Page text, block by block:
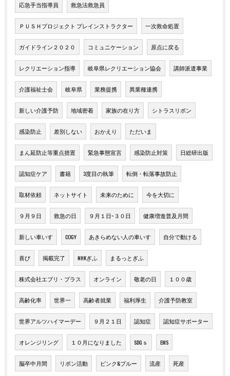
応急手当指導員 救急法救急員
ＰＵＳＨプロジェクト プレインストラクター 一次救命処置
ガイドライン２０２０ コミュニケーション 原点に戻る
レクリエーション指導 岐阜県レクリエーション協会 講師派遣事業
介護福祉士会 岐阜県 業務提携 異業種連携
新しい介護予防 地域密着 家族の在り方 シトラスリボン
感染防止 差別しない おかえり ただいま
まん延防止等重点措置 緊急事態宣言 感染防止対策 日総研出版
認知症ケア 書籍 3度目の執筆 転倒・転落事故防止
取材依頼 ネットサイト 未来のために 今を大切に
９月９日 救急の日 ９月１日~３０日 健康増進普及月間
新しい車いす COGY あきらめない人の車いす 自分で動ける
喜び 掲載完了 NHKぎふ まるっとぎふ
株式会社エブリ・プラス オンライン 敬老の日 １００歳
高齢化率 世界一 高齢者就業 福利厚生 介護予防教室
世界アルツハイマーデー ９月２１日 認知症 認知症サポーター
オレンジリング １０月になりました SDGｓ EMS
脳卒中月間 リボン活動 ピンク&ブルー 流産 死産